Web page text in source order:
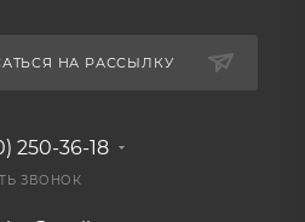
НА РАССЫЛКУ
250-36-18
ЗВОНОК